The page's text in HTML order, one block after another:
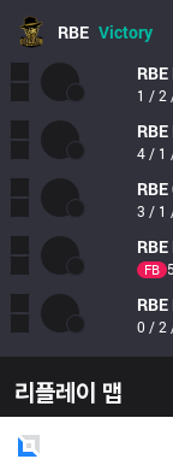
RBE Victory
RBE
1 / 2
RBE
4 / 1
RBE
3 / 1
RBE
FB
RBE
0 / 2
리플레이 맵